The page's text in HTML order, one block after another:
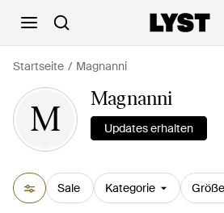
Startseite Magnanni
M
Magnanni
Updates erhalten
Sale Kategorie Größe